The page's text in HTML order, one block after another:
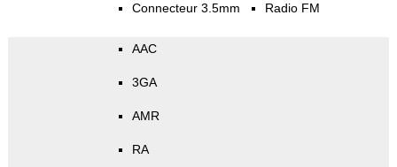
Connecteur 3.5mm Radio FM
AAC
3GA
AMR
RA